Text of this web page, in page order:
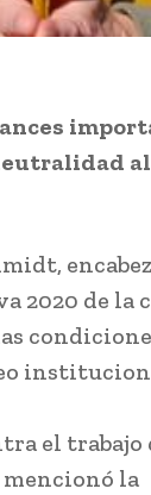
al
2020 de la
el trabajo
la